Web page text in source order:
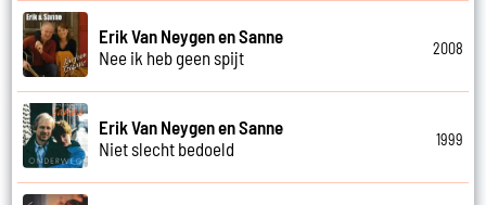
Erik Van Neygen en Sanne
Nee ik heb geen spijt
2008
Erik Van Neygen en Sanne
Niet slecht bedoeld
1999